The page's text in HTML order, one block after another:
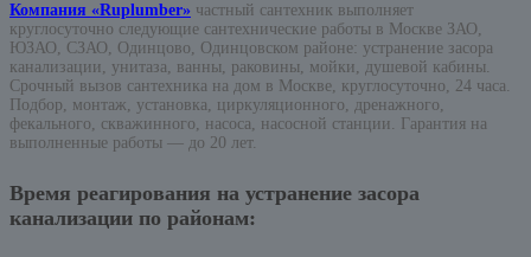
Компания «Ruplumber» частный сантехник выполняет
круглосуточно следующие сантехнические работы в Москве ЗАО,
ЮЗАО, СЗАО, Одинцово, Одинцовском районе: устранение засора
канализации, унитаза, ванны, раковины, мойки, душевой кабины.
Срочный вызов сантехника на дом в Москве, круглосуточно, 24 часа.
Подбор, монтаж, установка, циркуляционного, дренажного,
фекального, скважинного, насоса, насосной станции. Гарантия на
выполненные работы — до 20 лет.
Время реагирования на устранение засора
канализации по районам: